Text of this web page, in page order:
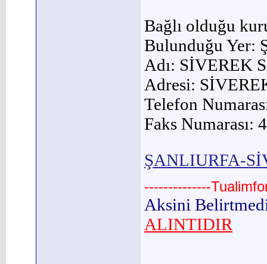
Bağlı olduğu
Bulunduğu Yer:
Adı: SİVEREK
Adresi:
Telefon
Faks Numarası:
ŞANLIURFA-
--------------
Aksini
ALINTIDIR